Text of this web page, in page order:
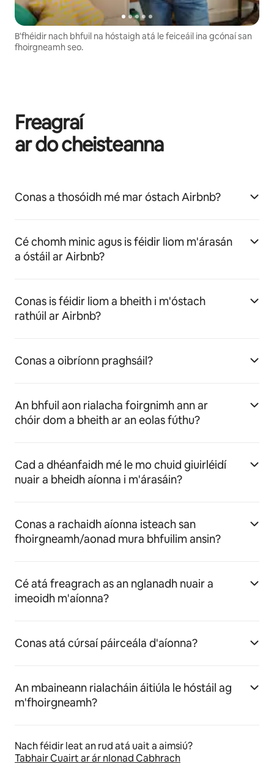
B'fhéidir nach bhfuil na hóstaigh atá le feiceáil ina gcónaí san
fhoirgneamh seo.
Freagraí
ar do cheisteanna
Conas a thosóidh mé mar óstach Airbnb?
Cé chomh minic agus is féidir liom m'árasán
a óstáil ar Airbnb?
Conas is féidir liom a bheith i m'óstach
rathúil ar Airbnb?
Conas a oibríonn praghsáil?
An bhfuil aon rialacha foirgnimh ann ar
chóir dom a bheith ar an eolas fúthu?
Cad a dhéanfaidh mé le mo chuid giuirléidí
nuair a bheidh aíonna i m'árasáin?
Conas a rachaidh aíonna isteach san
fhoirgneamh/aonad mura bhfuilim ansin?
Cé atá freagrach as an nglanadh nuair a
imeoidh m'aíonna?
Conas atá cúrsaí páirceála d'aíonna?
An mbaineann rialacháin áitiúla le hóstáil ag
m'fhoirgneamh?
Nach féidir leat an rud atá uait a aimsiú?
Tabhair Cuairt ar ár nIonad Cabhrach